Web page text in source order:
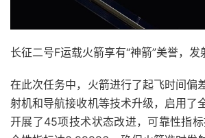
长征二号F运载火箭享有“神箭”美誉，发
在此次任务中，火箭进行了起飞时间偏
射机和导航接收机等技术升级，启用了
开展了45项技术状态改进，可靠性指